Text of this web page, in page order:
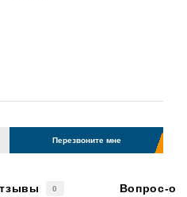
Перезвоните мне
0 Вопрос-